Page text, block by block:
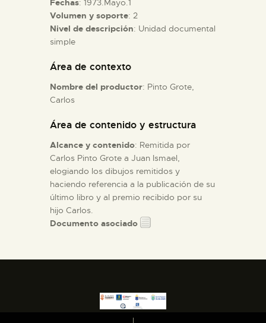
COLECCIONES
ESPAÑOL
Fechas: 1973.Mayo.1
Volumen y soporte: 2
Nivel de descripción: Unidad documental
simple
Área de contexto
Nombre del productor: Pinto Grote,
Carlos
Área de contenido y estructura
Alcance y contenido: Remitida por
Carlos Pinto Grote a Juan Ismael,
elogiando los dibujos remitidos y
haciendo referencia a la publicación de su
último libro y al premio recibido por su
hijo Carlos.
Documento asociado